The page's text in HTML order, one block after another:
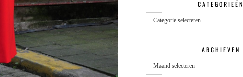
CATEGORIEËN
Categorieën
ARCHIEVEN
Archieven